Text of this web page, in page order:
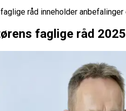
råd inneholder
faglige råd 2025